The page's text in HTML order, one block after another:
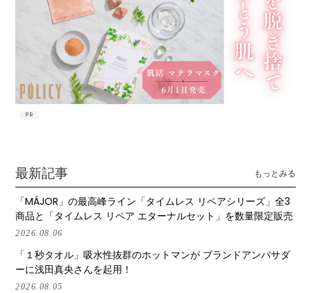
PR
最新記事 もっとみる
「MÁJOR」の最高峰ライン「タイムレス リペアシリーズ」全3
商品と「タイムレス リペア エターナルセット」を数量限定販売
2026.08.06
「１秒タオル」吸水性抜群のホットマンが ブランドアンバサダ
ーに浅田真央さんを起用！
2026.08.05